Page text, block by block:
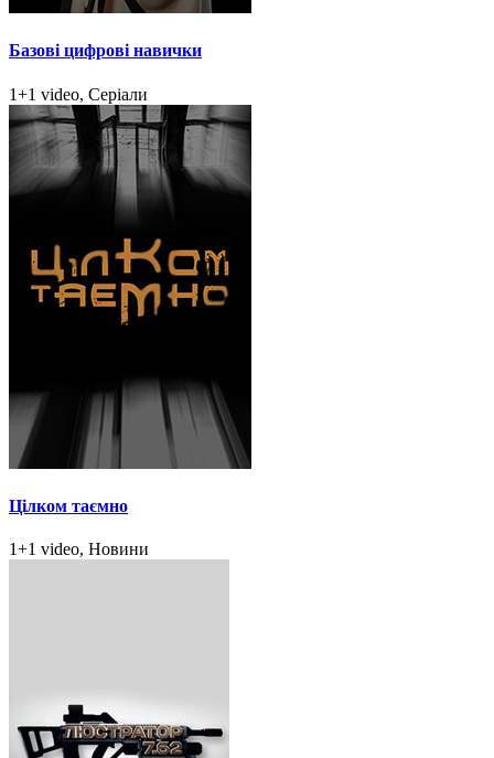
Базові цифрові навички
1+1 video, Серіали
Цілком таємно
1+1 video, Новини